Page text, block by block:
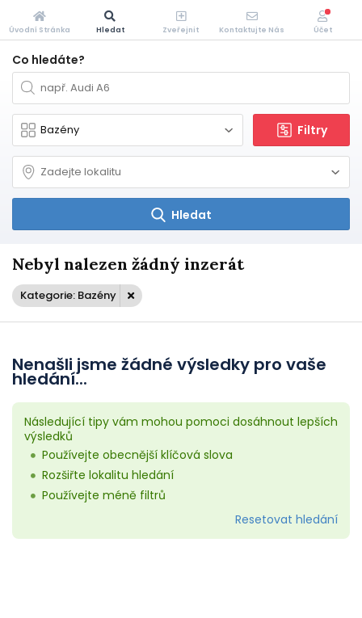
Co hledáte?
Filtry
Hledat
Nebyl nalezen žádný inzerát
Kategorie: Bazény
Nenašli jsme žádné výsledky pro vaše
hledání...
Následující tipy vám mohou pomoci dosáhnout lepších
výsledků
Používejte obecnější klíčová slova
Rozšiřte lokalitu hledání
Používejte méně filtrů
Resetovat hledání
Úvodní Stránka Hledat Zveřejnit Kontaktujte Nás Účet